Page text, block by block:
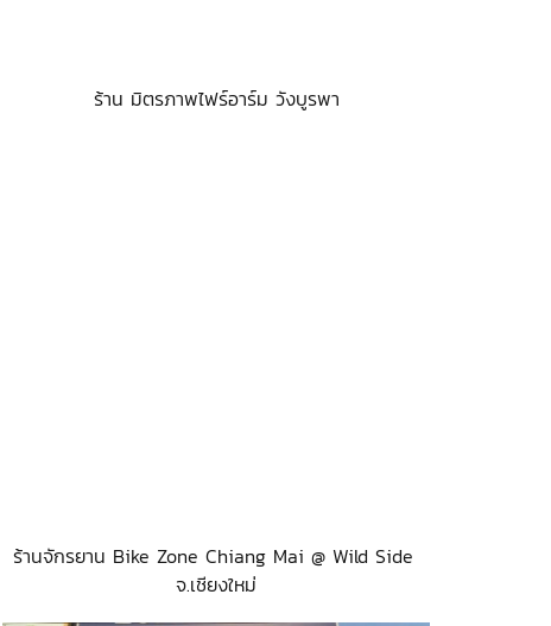
ร้าน มิตรภาพไฟร์อาร์ม วังบูรพา
ร้านจักรยาน Bike Zone Chiang Mai @ Wild Side
จ.เชียงใหม่